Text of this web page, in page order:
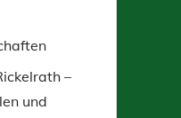
–
und